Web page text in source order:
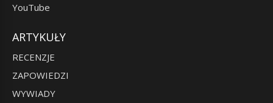
YouTube
ARTYKUŁY
RECENZJE
ZAPOWIEDZI
WYWIADY